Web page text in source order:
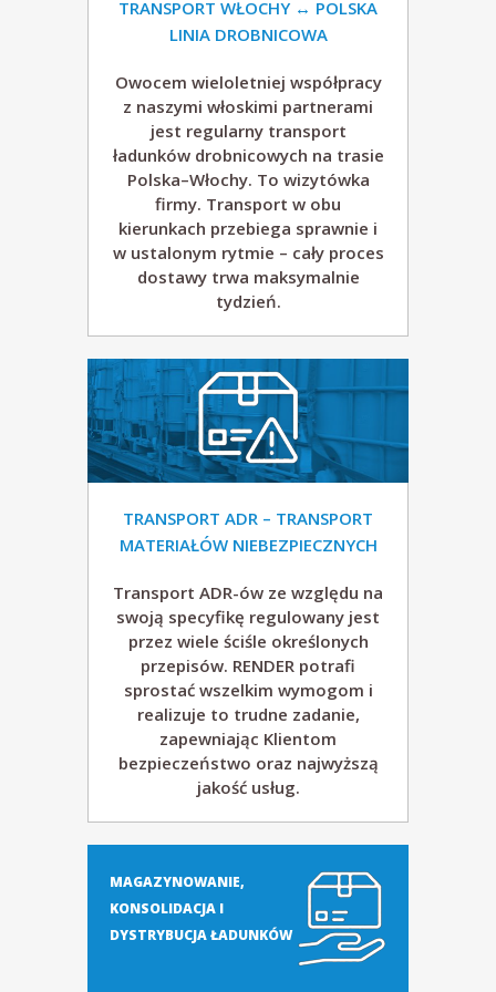
TRANSPORT WŁOCHY ↔ POLSKA
LINIA DROBNICOWA
Owocem wieloletniej współpracy
z naszymi włoskimi partnerami
jest regularny transport
ładunków drobnicowych na trasie
Polska–Włochy. To wizytówka
firmy. Transport w obu
kierunkach przebiega sprawnie i
w ustalonym rytmie – cały proces
dostawy trwa maksymalnie
tydzień.
TRANSPORT ADR – TRANSPORT
MATERIAŁÓW NIEBEZPIECZNYCH
Transport ADR-ów ze względu na
swoją specyfikę regulowany jest
przez wiele ściśle określonych
przepisów. RENDER potrafi
sprostać wszelkim wymogom i
realizuje to trudne zadanie,
zapewniając Klientom
bezpieczeństwo oraz najwyższą
jakość usług.
MAGAZYNOWANIE,
KONSOLIDACJA I
DYSTRYBUCJA ŁADUNKÓW